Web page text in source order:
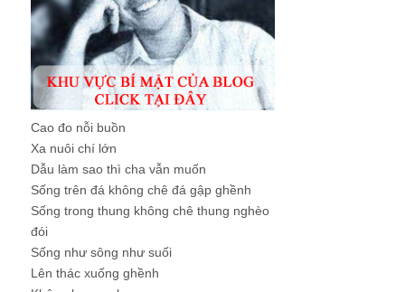
Cao đo nỗi buồn
Xa nuôi chí lớn
Dẫu làm sao thì cha vẫn muốn
Sống trên đá không chê đá gập ghềnh
Sống trong thung không chê thung nghèo
đói
Sống như sông như suối
Lên thác xuống ghềnh